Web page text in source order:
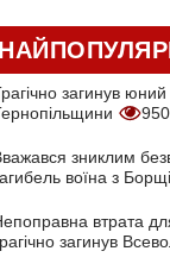
загинув
зниклим
воїна з
втрата
загинув